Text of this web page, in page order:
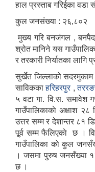
हाल प्रस्ताब गरिईका वडा
कुल जनसंख्या : २६,८०२
मुख्य गरि बनजंगल ,
श्रोत मानिने यस
र तरकारी निर्यातका लागि
सुर्खेत जिल्लाको सदरमुकाम
साविककाहरिहरपुर ,
५ वटा गा‍. वि.स. समावेश
गाउँपालिकाकाे अक्षाश‌
उत्तर सम्म र देशान्तर ८१
पू्र्व सम्म फैलिएकाे छ ।
गाउँपालिका काे कुल
। जसमा पु्रुष जनसँख्या
छ ।